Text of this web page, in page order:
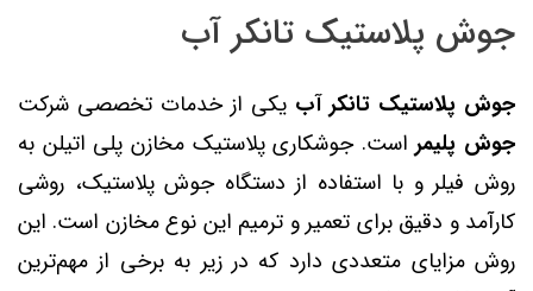
جوش پلاستیک تانکر آب
جوش پلاستیک تانکر آب یکی از خدمات تخصصی شرکت
جوش پلیمراست. جوشکاری پلاستیک مخازن پلی اتیلن به
روش فیلر و با استفاده از دستگاه جوش پلاستیک، روشی
کارآمد و دقیق برای تعمیر و ترمیم این نوع مخازن است. این
روش مزایای متعددی دارد که در زیر به برخی از مهم‌ترین